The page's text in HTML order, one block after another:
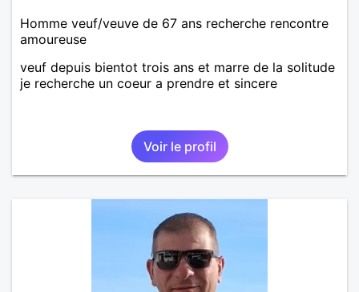
Homme veuf/veuve de 67 ans recherche rencontre
amoureuse
veuf depuis bientot trois ans et marre de la solitude
je recherche un coeur a prendre et sincere
Voir le profil